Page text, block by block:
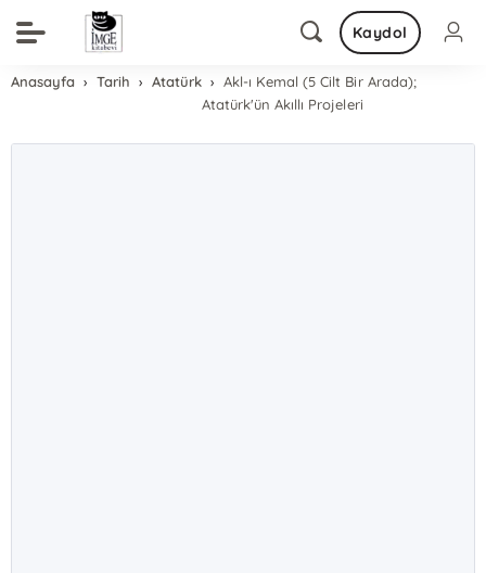
Kaydol
Anasayfa Tarih Atatürk
Akl-ı Kemal (5 Cilt Bir Arada);
Atatürk'ün Akıllı Projeleri